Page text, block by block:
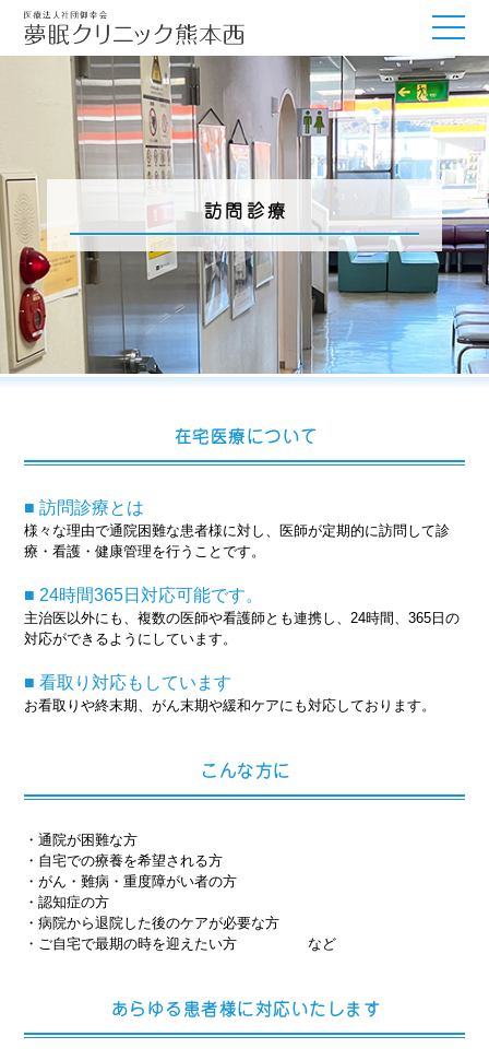
訪問診療
在宅医療について
■ 訪問診療とは
様々な理由で通院困難な患者様に対し、医師が定期的に訪問して診
療・看護・健康管理を行うことです。
■ 24時間365日対応可能です。
主治医以外にも、複数の医師や看護師とも連携し、24時間、365日の
対応ができるようにしています。
■ 看取り対応もしています
お看取りや終末期、がん末期や緩和ケアにも対応しております。
こんな方に
・通院が困難な方
・自宅での療養を希望される方
・がん・難病・重度障がい者の方
・認知症の方
・病院から退院した後のケアが必要な方
・ご自宅で最期の時を迎えたい方 など
あらゆる患者様に対応いたします